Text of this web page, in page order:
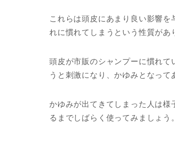
これらは頭皮にあまり良い影響
れに慣れてしまうという性質があ
頭皮が市販のシャンプーに慣れ
うと刺激になり、かゆみとなって
かゆみが出てきてしまった人は様
るまでしばらく使ってみましょう。